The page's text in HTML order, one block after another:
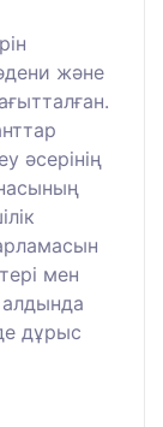
және
әсерінің
мен
алдында
дұрыс